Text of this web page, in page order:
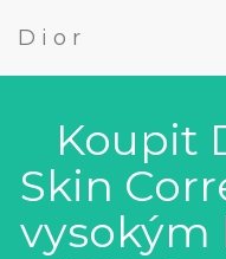
Dior
Koupit
Skin